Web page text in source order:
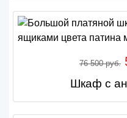
76 500 руб.
Шкаф с